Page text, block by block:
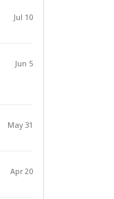
Jul 10
Jun 5
May 31
Apr 20